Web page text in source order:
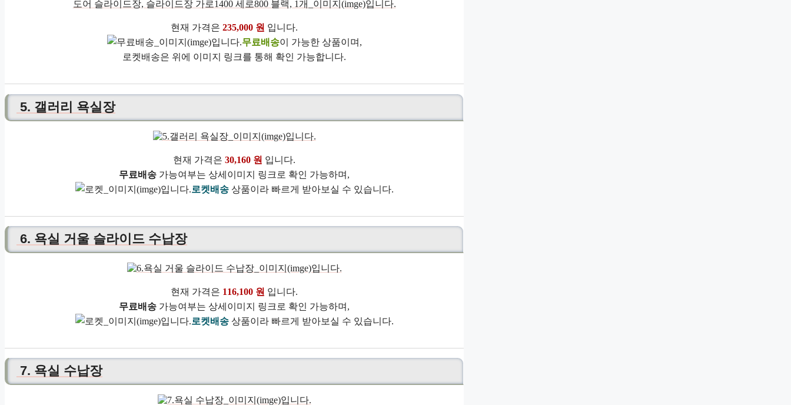
현재 가격은 235,000 원 입니다.
무료배송이 가능한 상품이며,
로켓배송은 위에 이미지 링크를 통해 확인 가능합니다.
5. 갤러리 욕실장
현재 가격은 30,160 원 입니다.
무료배송 가능여부는 상세이미지 링크로 확인 가능하며,
로켓배송상품이라 빠르게 받아보실 수 있습니다.
6. 욕실 거울 슬라이드 수납장
현재 가격은 116,100 원 입니다.
무료배송 가능여부는 상세이미지 링크로 확인 가능하며,
로켓배송상품이라 빠르게 받아보실 수 있습니다.
7. 욕실 수납장